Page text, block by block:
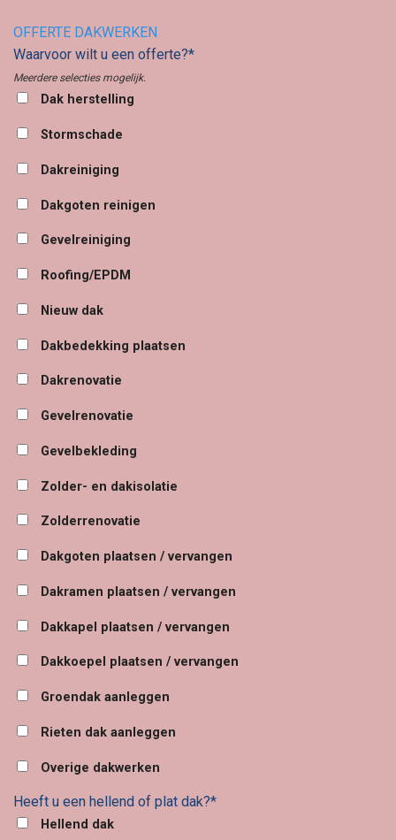
OFFERTE DAKWERKEN
Waarvoor wilt u een offerte?*
Meerdere selecties mogelijk.
Dak herstelling
Stormschade
Dakreiniging
Dakgoten reinigen
Gevelreiniging
Roofing/EPDM
Nieuw dak
Dakbedekking plaatsen
Dakrenovatie
Gevelrenovatie
Gevelbekleding
Zolder- en dakisolatie
Zolderrenovatie
Dakgoten plaatsen / vervangen
Dakramen plaatsen / vervangen
Dakkapel plaatsen / vervangen
Dakkoepel plaatsen / vervangen
Groendak aanleggen
Rieten dak aanleggen
Overige dakwerken
Heeft u een hellend of plat dak?*
Hellend dak